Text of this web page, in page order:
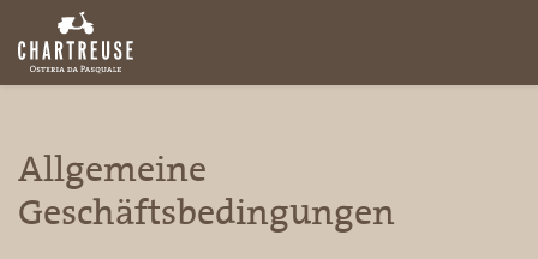
Allgemeine
Geschäftsbedingungen